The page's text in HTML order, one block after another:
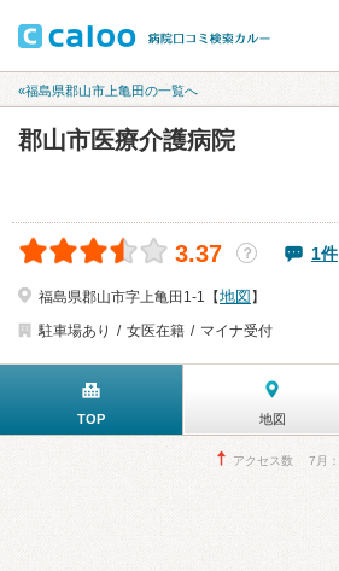
«福島県郡山市上亀田の一覧へ
郡山市医療介護病院
3.37 ？ 1件
福島県郡山市字上亀田1-1【地図 】
駐車場あり
女医在籍 マイナ受付
TOP 地図
アクセス数 7月：